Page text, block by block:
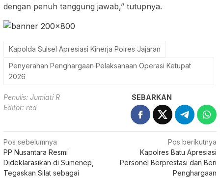
dengan penuh tanggung jawab,” tutupnya.
Kapolda Sulsel Apresiasi Kinerja Polres Jajaran
Penyerahan Penghargaan Pelaksanaan Operasi Ketupat
2026
Penulis: Jumiati R
Editor: red
SEBARKAN
Navigasi
pos
Pos sebelumnya
PP Nusantara Resmi
Dideklarasikan di Sumenep,
Tegaskan Silat sebagai
Pos berikutnya
Kapolres Batu Apresiasi
Personel Berprestasi dan Beri
Penghargaan